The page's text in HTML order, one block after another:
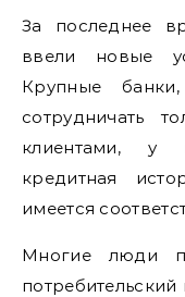
За последнее
ввели новые
Крупные
сотрудничать
клиентами, у
кредитная
имеется
Многие люди